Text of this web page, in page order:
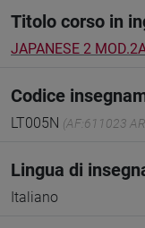
Titolo corso in
JAPANESE 2
Codice
LT005N (AF:611023
Lingua di
Italiano